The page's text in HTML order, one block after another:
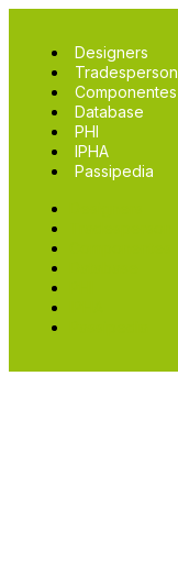
Designers
Tradesperson
Componentes
Database
PHI
IPHA
Passipedia